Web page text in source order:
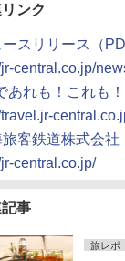
ンク
スリリース（
jr-central.co.jp/
あれも！これも
travel.jr-
客鉄道株式会社
central.co.jp/
事
旅レポ